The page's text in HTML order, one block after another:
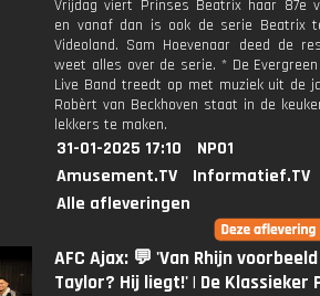
Vrijdag viert Prinses Beatrix haar 87e
en vanaf dan is ook de serie Beatrix
Videoland. Sam Hoevenaar deed de
weet alles over de serie. * De Evergreen
Live Band treedt op met muziek uit de
Robèrt van Beckhoven staat in de
lekkers te maken.
31-01-2025 17:10
NPO1
Amusement.TV
Informatief.TV
Alle afleveringen
AFC Ajax: 💬 'Van Rhijn voorbeeld
Taylor? Hij liegt!' | De Klassieker